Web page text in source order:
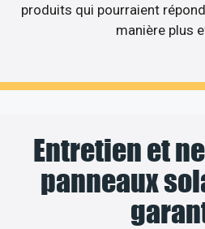
produits qui pourraient
manière plus
Entretien et
panneaux